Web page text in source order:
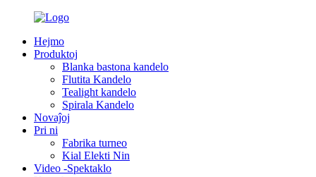
Hejmo
Produktoj
Blanka bastona kandelo
Flutita Kandelo
Tealight kandelo
Spirala Kandelo
Novaĵoj
Pri ni
Fabrika turneo
Kial Elekti Nin
Video -Spektaklo